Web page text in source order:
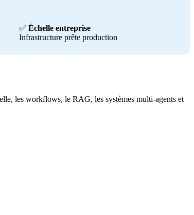
✅ Échelle entreprise
Infrastructure prête production
les workflows, le RAG, les systèmes multi-agents et